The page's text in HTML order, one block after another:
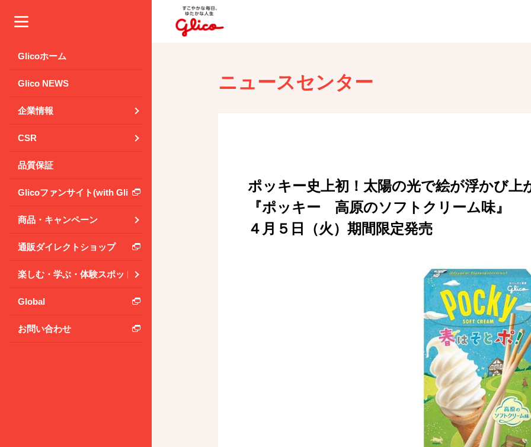
Glicoホーム
Glico NEWS
企業情報
CSR
品質保証
Glicoファンサイト(with Glico Park)
商品・キャンペーン
通販ダイレクトショップ
楽しむ・学ぶ・体験スポット
Global
お問い合わせ
ニュースセンター
ポッキー史上初！太陽の光で絵が浮かび上
『ポッキー 高原のソフトクリーム味』
４月５日（火）期間限定発売